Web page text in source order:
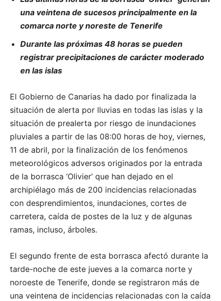
una veintena de sucesos principalmente en la
comarca norte y noreste de Tenerife
Durante las próximas 48 horas se pueden
registrar precipitaciones de carácter moderado
en las islas
El Gobierno de Canarias ha dado por finalizada la
situación de alerta por lluvias en todas las islas y la
situación de prealerta por riesgo de inundaciones
pluviales a partir de las 08:00 horas de hoy, viernes,
11 de abril, por la finalización de los fenómenos
meteorológicos adversos originados por la entrada
de la borrasca ‘Olivier’ que han dejado en el
archipiélago más de 200 incidencias relacionadas
con desprendimientos, inundaciones, cortes de
carretera, caída de postes de la luz y de algunas
ramas, incluso, árboles.
El segundo frente de esta borrasca afectó durante la
tarde-noche de este jueves a la comarca norte y
noroeste de Tenerife, donde se registraron más de
una veintena de incidencias relacionadas con la caída